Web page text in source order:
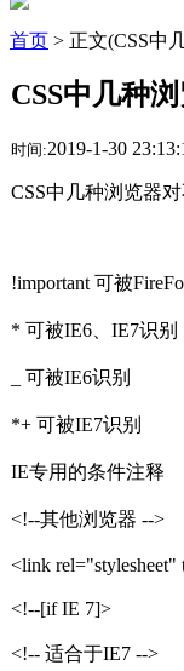
首页 > 正文(CSS中
CSS中几种
时间:2019-1-30
CSS中几种浏览器
!important 可被
* 可被IE6、IE7识别
_ 可被IE6识别
*+ 可被IE7识别
IE专用的条件注释
<!--其他浏览器 -->
<link rel="stylesheet"
<!--[if IE 7]>
<!-- 适合于IE7 -->